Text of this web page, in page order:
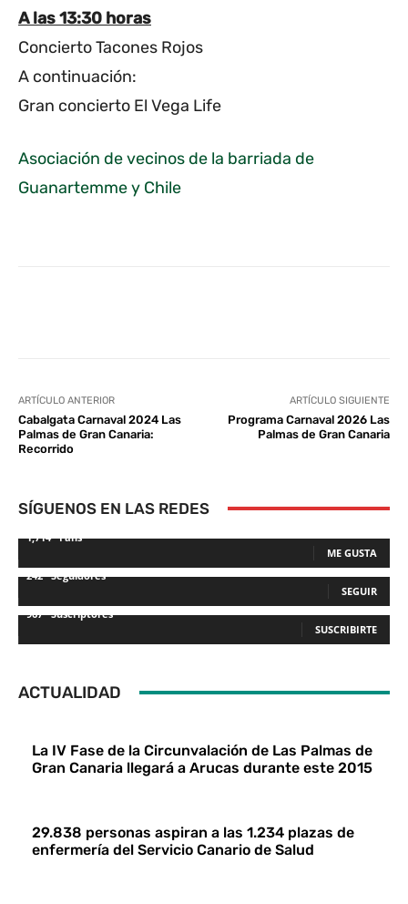
A las 13:30 horas
Concierto Tacones Rojos
A continuación:
Gran concierto El Vega Life
Asociación de vecinos de la barriada de
Guanartemme y Chile
ARTÍCULO ANTERIOR
Cabalgata Carnaval 2024 Las
Palmas de Gran Canaria:
Recorrido
ARTÍCULO SIGUIENTE
Programa Carnaval 2026 Las
Palmas de Gran Canaria
SÍGUENOS EN LAS REDES
1,714 Fans
ME GUSTA
242 Seguidores
SEGUIR
967 Suscriptores
SUSCRIBIRTE
ACTUALIDAD
La IV Fase de la Circunvalación de Las Palmas de
Gran Canaria llegará a Arucas durante este 2015
29.838 personas aspiran a las 1.234 plazas de
enfermería del Servicio Canario de Salud